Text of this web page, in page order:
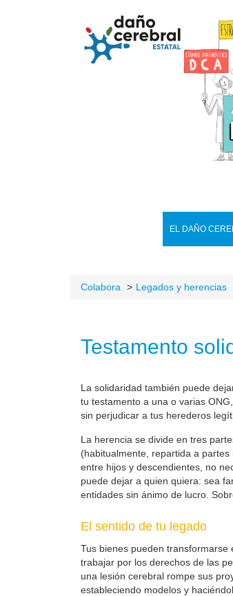
EL DAÑO
Colabora Legados y herencias
Testamento
La solidaridad también puede
tu testamento a una o varias
sin perjudicar a tus herederos
La herencia se divide en tres
(habitualmente, repartida a
entre hijos y descendientes, no
puede dejar a quien quiera: sea
entidades sin ánimo de lucro.
El sentido de tu legado
Tus bienes pueden
trabajar por los derechos de las
una lesión cerebral rompe sus
estableciendo modelos y